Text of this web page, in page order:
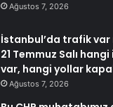
Ağustos 7, 2026
İstanbul’da trafik var
21 Temmuz Salı
var, hangi yollar
Ağustos 7, 2026